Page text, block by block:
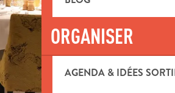
ORGANISER
AGENDA & IDÉES